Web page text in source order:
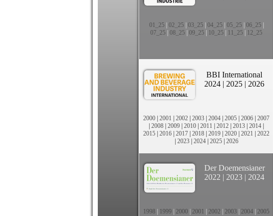
01_25| 02_25| 03_25| 04_25| 05_25| 06_25|
07_25 08_25 09_25 10_25 11_25 12_25
BBI International
2024 | 2025 | 2026
2000 | 2001 | 2002 | 2003 | 2004 | 2005 | 2006 | 2007
| 2008 | 2009 | 2010 | 2011 | 2012 | 2013 | 2014 |
2015 | 2016 | 2017 | 2018 | 2019 | 2020 | 2021 | 2022
| 2023| 2024| 2025| 2026
Der Doemensianer
2022 | 2023 | 2024
1998 1999 2000 2001 2002 2003 2004 2005